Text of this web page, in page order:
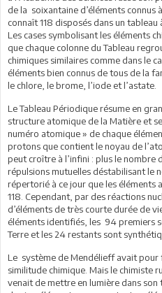
de la soixantaine d’éléments connus
connaît 118 disposés dans un
Les cases symbolisant les éléments
que chaque colonne du Tableau
chimiques similaires comme dans le
éléments bien connus de tous de la
le chlore, le brome, l’iode et l’astate.
Le Tableau Périodique résume en
structure atomique de la Matière et
numéro atomique » de chaque
protons que contient le noyau de
peut croître à l’infini : plus le nombre
répulsions mutuelles déstabilisant le
répertorié à ce jour que les éléments
118. Cependant, par des réactions
d’éléments de très courte durée de
éléments identifiés, les 94 premiers
Terre et les 24 restants sont
Le système de Mendélieff avait
similitude chimique. Mais le chimiste
venait de mettre en lumière dans